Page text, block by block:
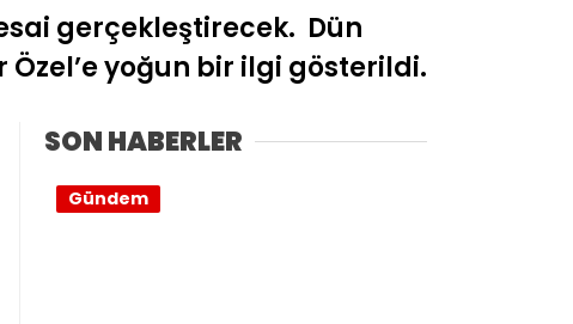
gerçekleştirecek. Dün
Özel’e yoğun bir ilgi gösterildi.
SON HABERLER
Gündem